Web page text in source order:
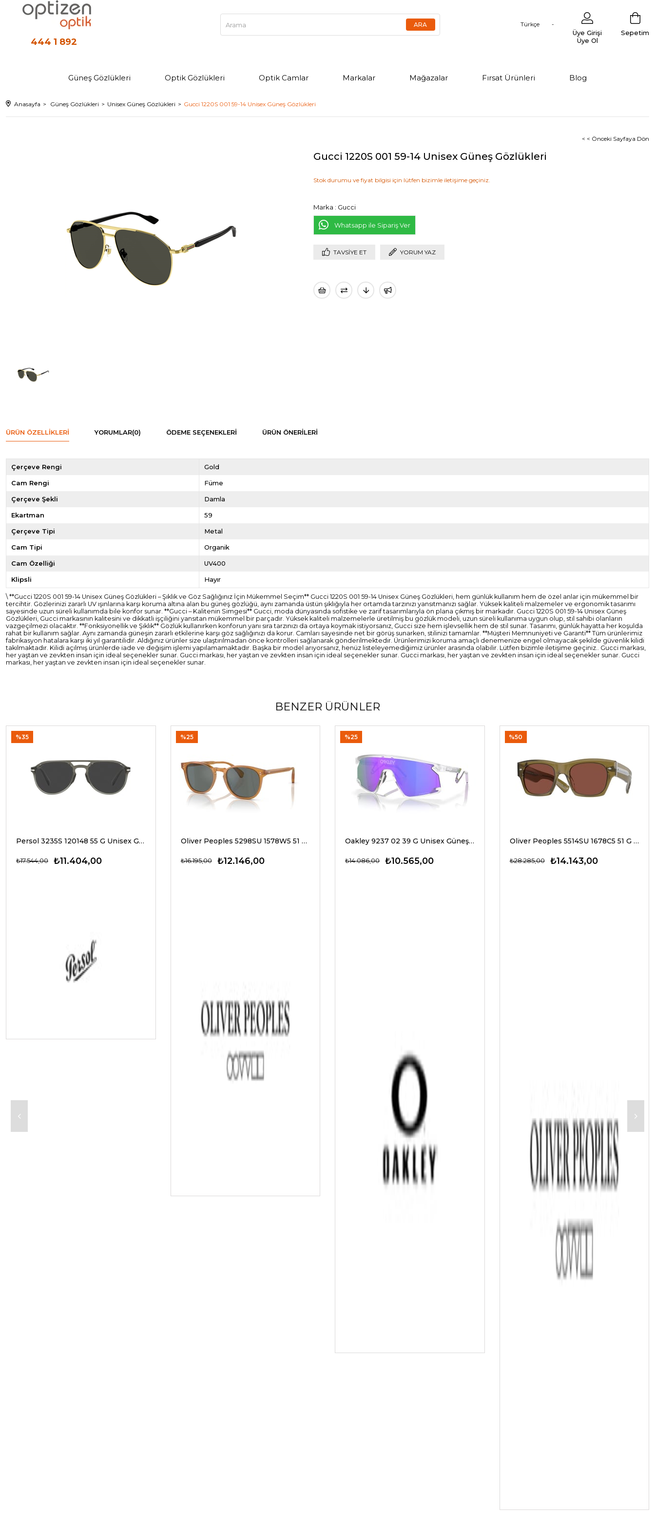
444 1 892
Türkçe
Sepetim
Üye Girişi
Üye Ol
Güneş Gözlükleri Optik Gözlükleri Optik Camlar Markalar Mağazalar Fırsat Ürünleri Blog
Anasayfa Güneş Gözlükleri Unisex Güneş Gözlükleri Gucci 1220S 001 59-14 Unisex Güneş Gözlükleri
< < Önceki Sayfaya Dön
Gucci 1220S 001 59-14 Unisex Güneş Gözlükleri
Stok durumu ve fiyat bilgisi için lütfen bizimle iletişime geçiniz.
Marka : Gucci
Whatsapp ile Sipariş Ver
TAVSIYE ET YORUM YAZ
ÜRÜN ÖZELLIKLERI YORUMLAR(0) ÖDEME SEÇENEKLERI ÜRÜN ÖNERILERI
Çerçeve Rengi Gold
Cam Rengi Füme
Çerçeve Şekli Damla
Ekartman 59
Çerçeve Tipi Metal
Cam Tipi Organik
Cam Özelliği UV400
Klipsli Hayır
\ **Gucci 1220S 001 59-14 Unisex Güneş Gözlükleri – Şıklık ve Göz Sağlığınız İçin Mükemmel Seçim** Gucci 1220S 001 59-14 Unisex Güneş Gözlükleri, hem günlük kullanım hem de özel anlar için mükemmel bir
tercihtir. Gözlerinizi zararlı UV ışınlarına karşı koruma altına alan bu güneş gözlüğü, aynı zamanda üstün şıklığıyla her ortamda tarzınızı yansıtmanızı sağlar. Yüksek kaliteli malzemeler ve ergonomik tasarımı
sayesinde uzun süreli kullanımda bile konfor sunar. **Gucci – Kalitenin Simgesi** Gucci, moda dünyasında sofistike ve zarif tasarımlarıyla ön plana çıkmış bir markadır. Gucci 1220S 001 59-14 Unisex Güneş
Gözlükleri, Gucci markasının kalitesini ve dikkatli işçiliğini yansıtan mükemmel bir parçadır. Yüksek kaliteli malzemelerle üretilmiş bu gözlük modeli, uzun süreli kullanıma uygun olup, stil sahibi olanların
vazgeçilmezi olacaktır. **Fonksiyonellik ve Şıklık** Gözlük kullanırken konforun yanı sıra tarzınızı da ortaya koymak istiyorsanız, Gucci size hem işlevsellik hem de stil sunar. Tasarımı, günlük hayatta her koşulda
rahat bir kullanım sağlar. Aynı zamanda güneşin zararlı etkilerine karşı göz sağlığınızı da korur. Camları sayesinde net bir görüş sunarken, stilinizi tamamlar. **Müşteri Memnuniyeti ve Garanti** Tüm ürünlerimiz
fabrikasyon hatalara karşı iki yıl garantilidir. Aldığınız ürünler size ulaştırılmadan önce kontrolleri sağlanarak gönderilmektedir. Ürünlerimizi koruma amaçlı denemenize engel olmayacak şekilde güvenlik kilidi
takılmaktadır. Kilidi açılmış ürünlerde iade ve değişim işlemi yapılamamaktadır. Başka bir model arıyorsanız, henüz listeleyemediğimiz ürünler arasında olabilir. Lütfen bizimle iletişime geçiniz.. Gucci markası,
her yaştan ve zevkten insan için ideal seçenekler sunar. Gucci markası, her yaştan ve zevkten insan için ideal seçenekler sunar. Gucci markası, her yaştan ve zevkten insan için ideal seçenekler sunar. Gucci
markası, her yaştan ve zevkten insan için ideal seçenekler sunar.
BENZER ÜRÜNLER
Persol 3235S 120148 55 G Unisex Güneş Gözlükleri
₺11.404,00
₺17.544,00
%35
Oliver Peoples 5298SU 1578W5 51 G Unisex Güneş Gözlükleri
₺12.146,00
₺16.195,00
%25
Oakley 9237 02 39 G Unisex Güneş Gözlükleri
₺10.565,00
₺14.086,00
%25
Oliver Peoples 5514SU 1678C5 51 G Unisex Güneş Gözlükleri
₺14.143,00
₺28.285,00
%50